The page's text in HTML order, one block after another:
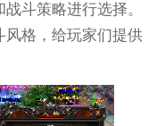
斗策略进行选择。
风格，给玩家们提供